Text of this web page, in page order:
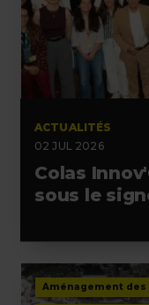
ACTUALITÉS
02 JUL 2026
Colas
sous le
Aménagement